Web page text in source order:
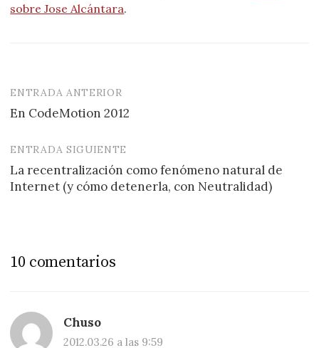
sobre Jose Alcántara.
Navegación
de
entradas
ENTRADA ANTERIOR
En CodeMotion 2012
ENTRADA SIGUIENTE
La recentralización como fenómeno natural de
Internet (y cómo detenerla, con Neutralidad)
10 comentarios
Chuso
2012.03.26 a las 9:59